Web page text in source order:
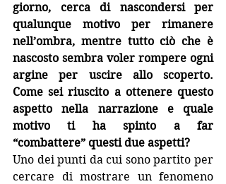
giorno, cerca di nascondersi per
qualunque motivo per rimanere
nell’ombra, mentre tutto ciò che è
nascosto sembra voler rompere ogni
argine per uscire allo scoperto.
Come sei riuscito a ottenere questo
aspetto nella narrazione e quale
motivo ti ha spinto a far
“combattere” questi due aspetti?
Uno dei punti da cui sono partito per
cercare di mostrare un fenomeno